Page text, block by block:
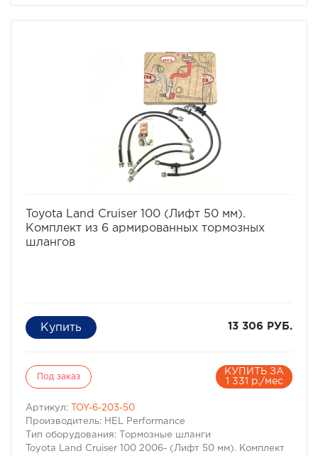
Toyota Land Cruiser 100 (Лифт 50 мм).
Комплект из 6 армированных тормозных
шлангов
13 306 РУБ.
Под заказ
КУПИТЬ ЗА
1 331 р./мес
Артикул:
TOY-6-203-50
Производитель: HEL Performance
Тип оборудования: Тормозные шланги
Toyota Land Cruiser 100 2006- (Лифт 50 мм). Комплект